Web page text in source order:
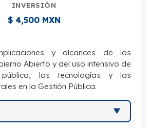
INVERSIÓN
$ 4,500 MXN
y alcances de los
Abierto y del uso intensivo de
las tecnologías y las
en la Gestión Pública.